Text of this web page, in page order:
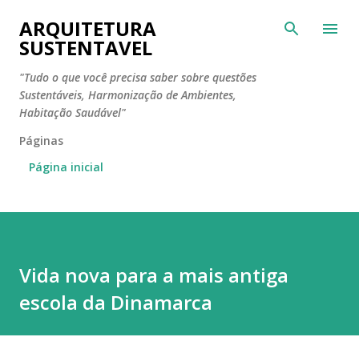
Pular para o conteúdo principal
ARQUITETURA
SUSTENTAVEL
"Tudo o que você precisa saber sobre questões
Sustentáveis, Harmonização de Ambientes,
Habitação Saudável"
Páginas
Página inicial
Vida nova para a mais antiga
escola da Dinamarca